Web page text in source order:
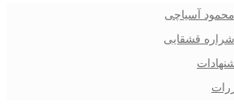
آسیاچی
قشقایی